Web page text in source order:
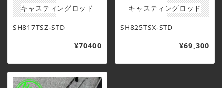
キャスティングロッド
SH817TSZ-STD
¥70400
キャスティングロッド
SH825TSX-STD
¥69,300